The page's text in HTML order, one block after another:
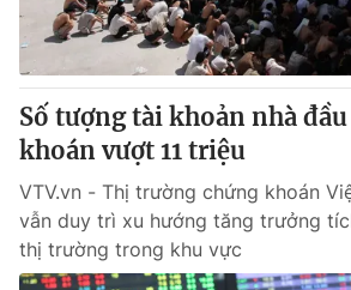
Số tượng tài khoản nhà
khoán vượt 11 triệu
VTV.vn - Thị trường chứng khoán
vẫn duy trì xu hướng tăng trưởng
thị trường trong khu vực